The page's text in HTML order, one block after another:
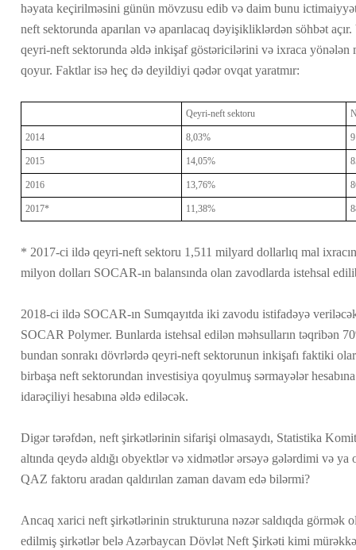
həyata keçirilməsini günün mövzusu edib və daim bunu
neft sektorunda aparılan və aparılacaq dəyişikliklərdən söhbət
qeyri-neft sektorunda əldə inkişaf göstəricilərini və ixraca yönələn
qoyur. Faktlar isə heç də deyildiyi qədər ovqat yaratmır:
Qeyri-neft sektoru
2014 8,03%
2015 14,05%
2016 13,76%
2017* 11,38%
* 2017-ci ildə qeyri-neft sektoru 1,511 milyard dollarlıq mal
milyon dolları SOCAR-ın balansında olan zavodlarda istehsal
2018-ci ildə SOCAR-ın Sumqayıtda iki zavodu istifadəyə
SOCAR Polymer. Bunlarda istehsal edilən məhsulların təqribən
bundan sonrakı dövrlərdə qeyri-neft sektorunun inkişafı faktiki
birbaşa neft sektorundan investisiya qoyulmuş sərmayələr
idarəçiliyi hesabına əldə ediləcək.
Digər tərəfdən, neft şirkətlərinin sifarişi olmasaydı, Statistika
altında qeydə aldığı obyektlər və xidmətlər ərsəyə gələrdimi və
QAZ faktoru aradan qaldırılan zaman davam edə bilərmi?
Ancaq xarici neft şirkətlərinin strukturuna nəzər saldıqda görmək
edilmiş şirkətlər belə Azərbaycan Dövlət Neft Şirkəti kimi